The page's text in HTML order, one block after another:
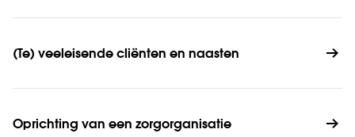
(Te) veeleisende cliënten en naasten
Oprichting van een zorgorganisatie